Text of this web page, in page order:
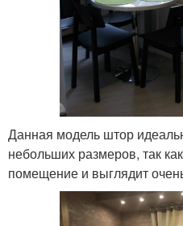
Данная модель штор
небольших размеров, так
помещение и выглядит